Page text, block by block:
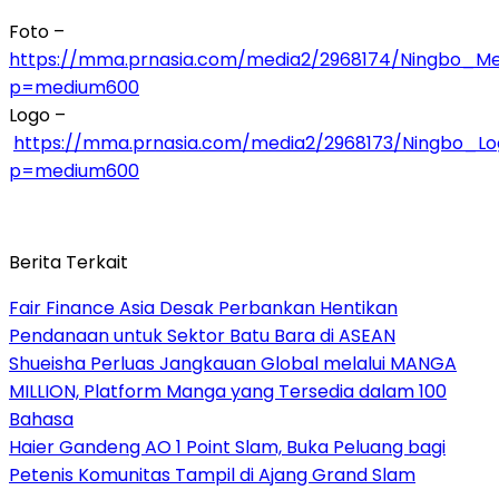
Foto –
https://mma.prnasia.com/media2/2968174/
p=medium600
Logo –
https://mma.prnasia.com/media2/2968173/
p=medium600
Berita Terkait
Fair Finance Asia Desak Perbankan Hentikan
Pendanaan untuk Sektor Batu Bara di ASEAN
Shueisha Perluas Jangkauan Global melalui MANGA
MILLION, Platform Manga yang Tersedia dalam 100
Bahasa
Haier Gandeng AO 1 Point Slam, Buka Peluang bagi
Petenis Komunitas Tampil di Ajang Grand Slam